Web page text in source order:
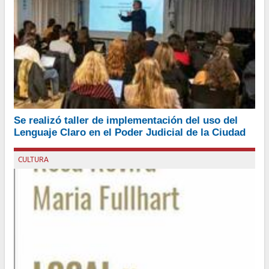
Esta actividad se desarrolló para generar una perspectiva de
comunicación centrada en el derecho a comprender el uso de
lenguaje claro
Por Julio García Elorrio
Se realizó taller de implementación del uso del
Lenguaje Claro en el Poder Judicial de la Ciudad
CULTURA